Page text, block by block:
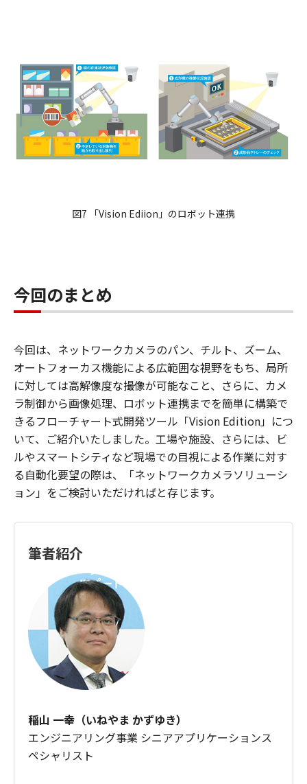
図7 「Vision Ediion」のロボット連携
今回のまとめ
今回は、ネットワークカメラのパン、チルト、ズーム、
オートフォーカス機能による広範囲な視野をもち、局所
に対しては高解像度な撮像が可能なこと、さらに、カメ
ラ制御から画像処理、ロボット連携までを簡単に構築で
きるフローチャート式開発ツール「Vision Edition」につ
いて、ご紹介いたしました。工場や施設、さらには、ビ
ルやスマートシティなど現場での目視による作業に対す
る自動化要望の際は、「ネットワークカメラソリューシ
ョン」をご検討いただければと存じます。
筆者紹介
稲山 一幸（いねやま かずゆき）
エンジニアリング事業 シニアアプリケーションス
ペシャリスト